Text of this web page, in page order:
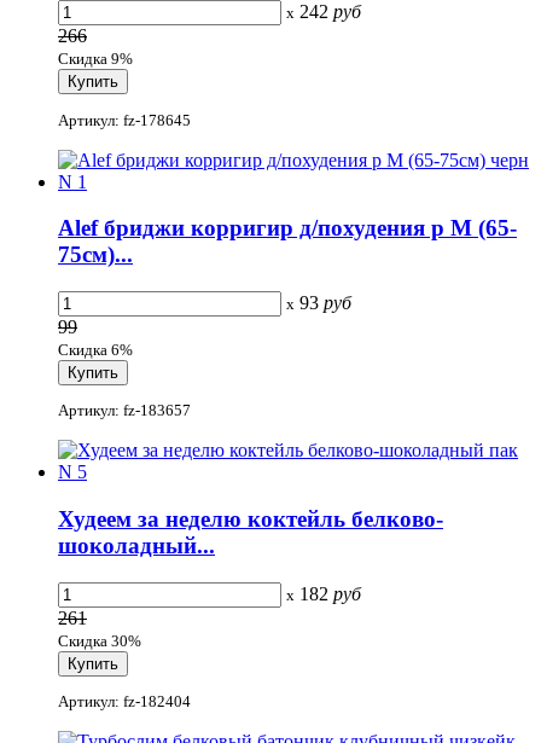
x 242 руб
266
Скидка 9%
Артикул: fz-178645
Alef бриджи корригир д/похудения р М (65-
75см)...
x 93 руб
99
Скидка 6%
Артикул: fz-183657
Худеем за неделю коктейль белково-
шоколадный...
x 182 руб
261
Скидка 30%
Артикул: fz-182404